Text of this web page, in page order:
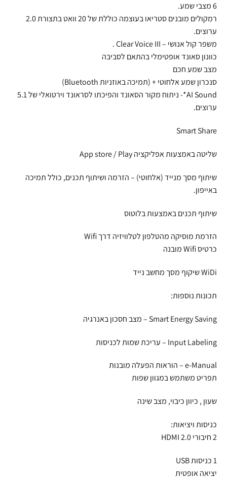
6 מצבי שמע.
רמקולים מובנים סטריאו בעוצמה כוללת של 20 וואט בתצורת 2.0
ערוצים.
משפר קול אנושי – Clear Voice III .
כוונון סאונד אופטימלי בהתאם לסביבה
מצב שמע חכם
סנכרון שמע אלחוטי + (תמיכה באוזניות Bluetooth)
AI Sound*- ניתוח מקור הסאונד והפיכתו לסראונד וירטואלי של 5.1
ערוצים.
Smart Share
שליטה באמצעות אפליקציה App store / Play
שיתוף מסך מנייד (אלחוטי) – הזרמה ושיתוף תכנים, כולל תמיכה
באייפון.
שיתוף תכנים באמצעות בלוטוס
הזרמת מוסיקה מהטלפון לטלוויזיה דרך Wifi
כרטיס Wifi מובנה
WiDi שיקוף מסך מחשב נייד
תכונות נוספות:
Smart Energy Saving – מצב חסכון באנרגיה
Input Labeling – עריכת שמות לכניסות
e-Manual – הוראות הפעלה מובנות
תפריט משתמש במגוון שפות
שעון , כיוון כיבוי, מצב שינה
כניסות ויציאות:
2 חיבורי HDMI 2.0
1 כניסות USB
יציאה אופטית